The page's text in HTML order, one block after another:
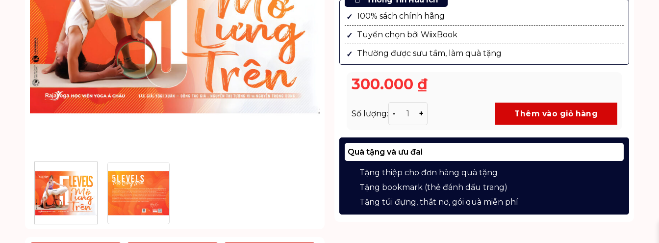
100% sách chính hãng
Tuyển chọn bởi WiixBook
Thường được sưu tầm, làm quà tặng
300.000 ₫
Số lượng: Thêm vào giỏ hàng
Quà tặng và ưu đãi
Tặng thiệp cho đơn hàng quà tặng
Tặng bookmark (thẻ đánh dấu trang)
Tặng túi đựng, thắt nơ, gói quà miễn phí